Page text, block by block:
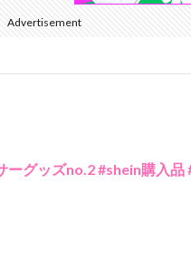
Advertisement
ーグッズno.2 #shein購入